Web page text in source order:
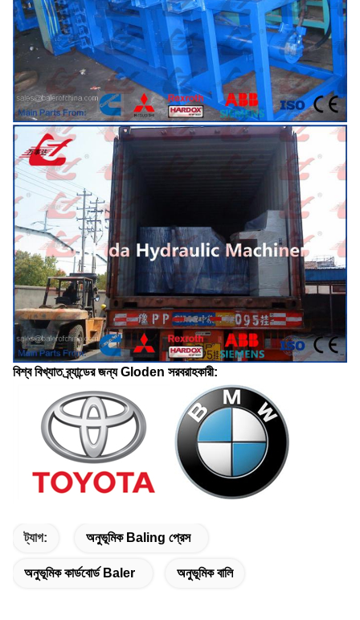
বিশ্ব বিখ্যাত ব্র্যান্ডের জন্য Gloden সরবরাহকারী:
ট্যাগ: অনুভূমিক Baling প্রেস
অনুভূমিক কার্ডবোর্ড Baler অনুভূমিক বালি